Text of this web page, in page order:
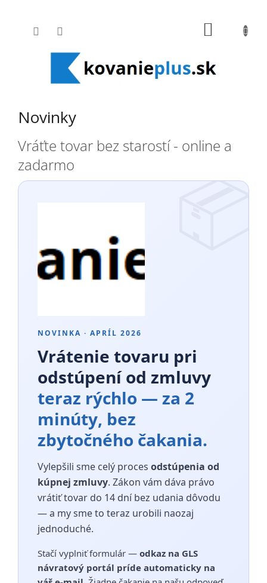
Novinky
VÝPIS ČLÁNKOV
Vráťte tovar bez starostí - online a
zadarmo
📦
NOVINKA · APRÍL 2026
Vrátenie tovaru pri
odstúpení od zmluvy
teraz rýchlo — za 2
minúty, bez
zbytočného čakania.
Vylepšili sme celý proces odstúpenia od
kúpnej zmluvy. Zákon vám dáva právo
vrátiť tovar do 14 dní bez udania dôvodu
— a my sme to teraz urobili naozaj
jednoduché.
Stačí vyplniť formulár — odkaz na GLS
návratový portál príde automaticky na